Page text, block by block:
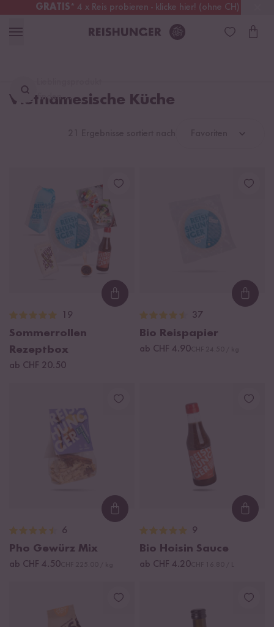
GRATIS* 4 x Reis probieren - klicke hier! (ohne CH)
Schweiz Alle Zölle & Steuern inklusive
finden ...
Vietnamesische Küche
Loading...
19
Sommerrollen
Rezeptbox
ab CHF 20.50
37
Bio Reispapier
ab CHF 4.90
Loading...
6
Pho Gewürz Mix
ab CHF 4.50
9
Bio Hoisin Sauce
ab CHF 4.20